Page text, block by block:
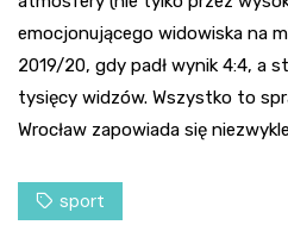
emocjonującego widowiska na
2019/20, gdy padł wynik 4:4, a
tysięcy widzów. Wszystko to
Wrocław zapowiada się
sport